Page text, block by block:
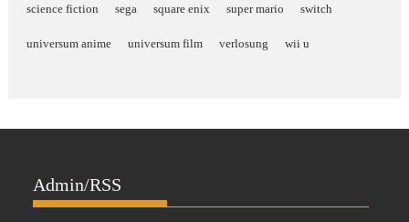
science fiction sega square enix super mario switch
universum anime universum film verlosung wii u
Admin/RSS